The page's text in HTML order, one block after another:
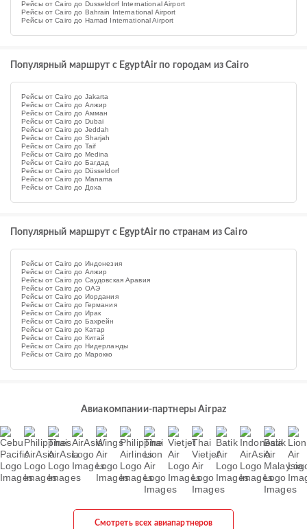
Рейсы от Cairo до Dusseldorf International Airport
Рейсы от Cairo до Bahrain International Airport
Рейсы от Cairo до Hamad International Airport
Популярный маршрут с EgyptAir по городам из Cairo
Рейсы от Cairo до Jakarta
Рейсы от Cairo до Алжир
Рейсы от Cairo до Амман
Рейсы от Cairo до Dubai
Рейсы от Cairo до Jeddah
Рейсы от Cairo до Sharjah
Рейсы от Cairo до Taif
Рейсы от Cairo до Medina
Рейсы от Cairo до Багдад
Рейсы от Cairo до Düsseldorf
Рейсы от Cairo до Manama
Рейсы от Cairo до Доха
Популярный маршрут с EgyptAir по странам из Cairo
Рейсы от Cairo до Индонезия
Рейсы от Cairo до Алжир
Рейсы от Cairo до Саудовская Аравия
Рейсы от Cairo до ОАЭ
Рейсы от Cairo до Иордания
Рейсы от Cairo до Германия
Рейсы от Cairo до Ирак
Рейсы от Cairo до Бахрейн
Рейсы от Cairo до Катар
Рейсы от Cairo до Китай
Рейсы от Cairo до Нидерланды
Рейсы от Cairo до Марокко
Авиакомпании-партнеры Airpaz
Смотреть всех авиапартнеров